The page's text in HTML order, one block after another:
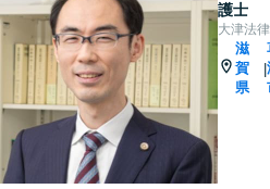
護士
大津法
滋
賀
県
|